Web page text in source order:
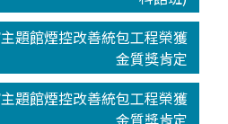
題館煙控改善統包工程榮獲
金質獎肯定
題館煙控改善統包工程榮獲
金質獎肯定